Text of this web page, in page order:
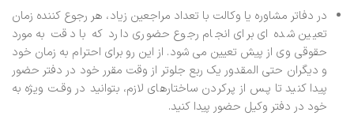
در دفاتر مشاوره یا وکالت با تعداد مراجعین زیاد، هر رجوع کننده زمان
تعیین شده ای برای انجام رجوع حضوری دارد که با دقت به مورد
حقوقی وی از پیش تعیین می شود. از این رو برای احترام به زمان خود
و دیگران حتی المقدور یک ربع جلوتر از وقت مقرر خود در دفتر حضور
پیدا کنید تا پـس از پرکردن ساختارهای لازم، بتوانید در وقـت ویژه به
خود در دفتر وکیل حضور پیدا کنید.